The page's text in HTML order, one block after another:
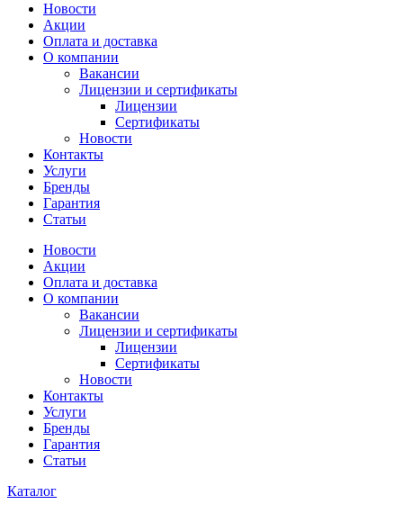
Новости
Акции
Оплата и доставка
О компании
Вакансии
Лицензии и сертификаты
Лицензии
Сертификаты
Новости
Контакты
Услуги
Бренды
Гарантия
Статьи
Новости
Акции
Оплата и доставка
О компании
Вакансии
Лицензии и сертификаты
Лицензии
Сертификаты
Новости
Контакты
Услуги
Бренды
Гарантия
Статьи
Каталог